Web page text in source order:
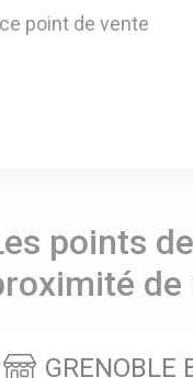
point de vente
points
de
GRENOBLE